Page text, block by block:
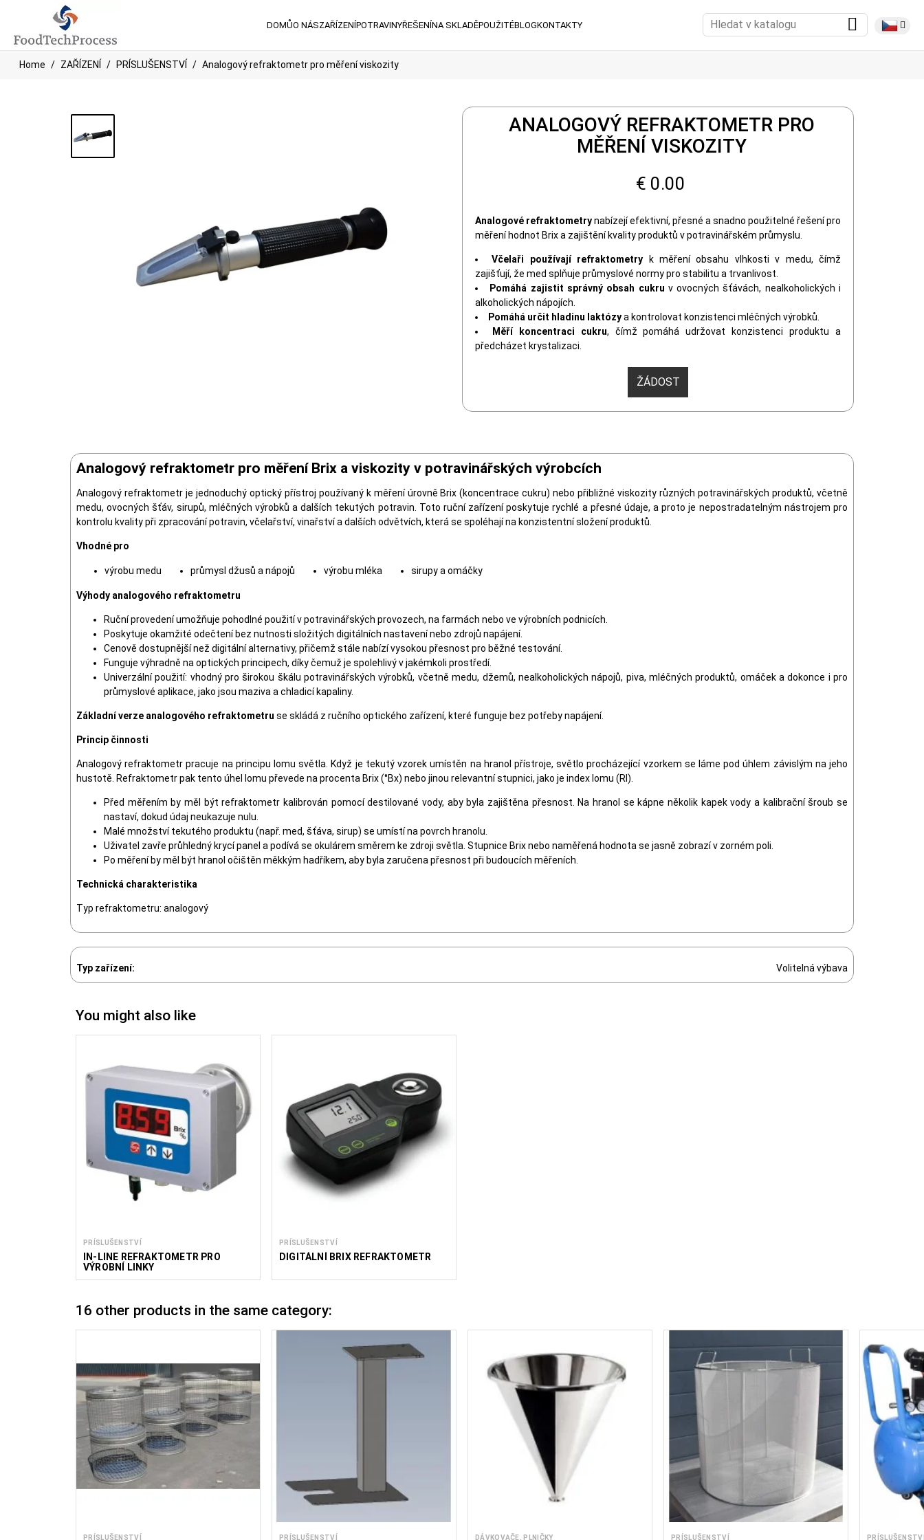
DOMŮO NÁSZAŘÍZENÍPOTRAVINYŘEŠENÍNA SKLADĚPOUŽITÉBLOGKONTAKTY
Home ZAŘÍZENÍ PRÍSLUŠENSTVÍ Analogový refraktometr pro měření viskozity
ANALOGOVÝ REFRAKTOMETR PRO
MĚŘENÍ VISKOZITY
€ 0.00
Analogové refraktometrynabízejí efektivní, přesné a snadno použitelné řešení pro
měření hodnot Brix a zajištění kvality produktů v potravinářském průmyslu.
Včelaři používají refraktometry k měření obsahu vlhkosti v medu, čímž
zajišťují, že med splňuje průmyslové normy pro stabilitu a trvanlivost.
Pomáhá zajistit správný obsah cukru v ovocných šťávách, nealkoholických i
alkoholických nápojích.
Pomáhá určit hladinu laktózya kontrolovat konzistenci mléčných výrobků.
Měří koncentraci cukru, čímž pomáhá udržovat konzistenci produktu a
předcházet krystalizaci.
ŽÁDOST
Analogový refraktometr pro měření Brix a viskozity v potravinářských výrobcích
Analogový refraktometr je jednoduchý optický přístroj používaný k měření úrovně Brix (koncentrace cukru) nebo přibližné viskozity různých potravinářských produktů, včetně
medu, ovocných šťáv, sirupů, mléčných výrobků a dalších tekutých potravin. Toto ruční zařízení poskytuje rychlé a přesné údaje, a proto je nepostradatelným nástrojem pro
kontrolu kvality při zpracování potravin, včelařství, vinařství a dalších odvětvích, která se spoléhají na konzistentní složení produktů.
Vhodné pro
výrobu medu průmysl džusů a nápojů výrobu mléka sirupy a omáčky
Výhody analogového refraktometru
Ruční provedení umožňuje pohodlné použití v potravinářských provozech, na farmách nebo ve výrobních podnicích.
Poskytuje okamžité odečtení bez nutnosti složitých digitálních nastavení nebo zdrojů napájení.
Cenově dostupnější než digitální alternativy, přičemž stále nabízí vysokou přesnost pro běžné testování.
Funguje výhradně na optických principech, díky čemuž je spolehlivý v jakémkoli prostředí.
Univerzální použití: vhodný pro širokou škálu potravinářských výrobků, včetně medu, džemů, nealkoholických nápojů, piva, mléčných produktů, omáček a dokonce i pro
průmyslové aplikace, jako jsou maziva a chladicí kapaliny.
Základní verze analogového refraktometru se skládá z ručního optického zařízení, které funguje bez potřeby napájení.
Princip činnosti
Analogový refraktometr pracuje na principu lomu světla. Když je tekutý vzorek umístěn na hranol přístroje, světlo procházející vzorkem se láme pod úhlem závislým na jeho
hustotě. Refraktometr pak tento úhel lomu převede na procenta Brix (°Bx) nebo jinou relevantní stupnici, jako je index lomu (RI).
Před měřením by měl být refraktometr kalibrován pomocí destilované vody, aby byla zajištěna přesnost. Na hranol se kápne několik kapek vody a kalibrační šroub se
nastaví, dokud údaj neukazuje nulu.
Malé množství tekutého produktu (např. med, šťáva, sirup) se umístí na povrch hranolu.
Uživatel zavře průhledný krycí panel a podívá se okulárem směrem ke zdroji světla. Stupnice Brix nebo naměřená hodnota se jasně zobrazí v zorném poli.
Po měření by měl být hranol očištěn měkkým hadříkem, aby byla zaručena přesnost při budoucích měřeních.
Technická charakteristika
Typ refraktometru: analogový
Typ zařízení: Volitelná výbava
You might also like
PRÍSLUŠENSTVÍ
IN-LINE REFRAKTOMETR PRO
VÝROBNÍ LINKY
PRÍSLUŠENSTVÍ
DIGITÁLNÍ BRIX REFRAKTOMETR
16 other products in the same category:
PRÍSLUŠENSTVÍ PRÍSLUŠENSTVÍ DÁVKOVAČE, PLNIČKY PRÍSLUŠENSTVÍ